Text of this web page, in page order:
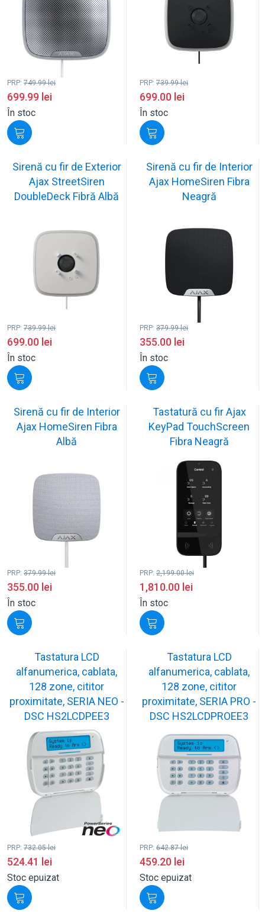
PRP: 749.99lei
699.99 lei
În stoc
PRP: 739.99lei
699.00 lei
În stoc
Sirenă cu fir de Exterior
Ajax StreetSiren
DoubleDeck Fibră Albă
PRP: 739.99lei
699.00 lei
În stoc
Sirenă cu fir de Interior
Ajax HomeSiren Fibra
Neagră
PRP: 379.99lei
355.00 lei
În stoc
Sirenă cu fir de Interior
Ajax HomeSiren Fibra
Albă
PRP: 379.99lei
355.00 lei
În stoc
Tastatură cu fir Ajax
KeyPad TouchScreen
Fibra Neagră
PRP: 2,199.00lei
1,810.00 lei
În stoc
Tastatura LCD
alfanumerica, cablata,
128 zone, cititor
proximitate, SERIA NEO -
DSC HS2LCDPEE3
PRP: 732.05lei
524.41 lei
Stoc epuizat
Tastatura LCD
alfanumerica, cablata,
128 zone, cititor
proximitate, SERIA PRO -
DSC HS2LCDPROEE3
PRP: 642.87lei
459.20 lei
Stoc epuizat